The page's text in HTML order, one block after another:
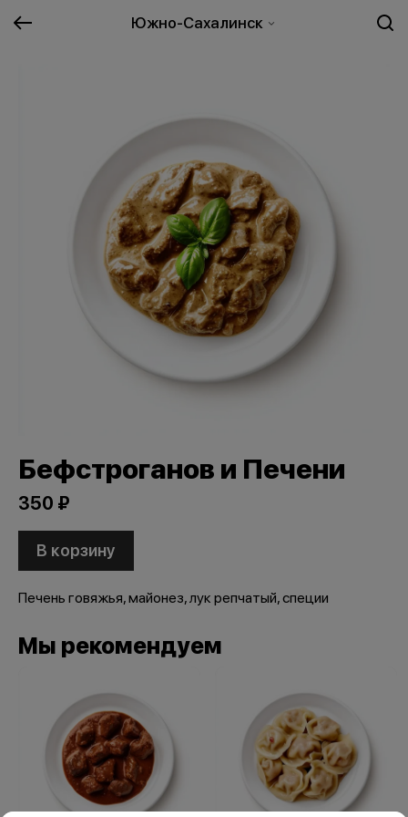
Южно-Сахалинск
Бефстроганов и Печени
350 ₽
В корзину
Печень говяжья, майонез, лук репчатый, специи
Мы рекомендуем